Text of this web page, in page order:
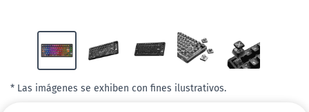
* Las imágenes se exhiben con fines ilustrativos.